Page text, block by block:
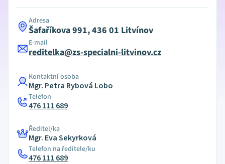
Adresa
Šafaříkova 991, 436 01 Litvínov
E-mail
reditelka@zs-specialni-litvinov.cz
Kontaktní osoba
Mgr. Petra Rybová Lobo
Telefon
476 111 689
Ředitel/ka
Mgr. Eva Sekyrková
Telefon na ředitele/ku
476 111 689